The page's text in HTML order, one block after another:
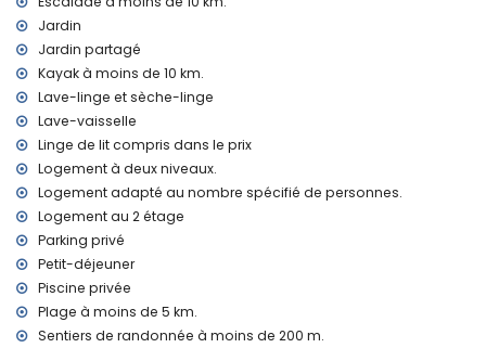
Installations et services inclus dans le prix de location de la
location
aspirateur et fer et planche à repasser
literie et serviettes
assistance téléphonique 24h/24
ping pong
zone avec des services de relaxation et de bien-être
Installations et services avec supplément de prix
petit déjeuner
blanchisserie
chauffage central et climatisation
Activités sportives
Jardin
Jardin partagé
Kayak à moins de 10 km.
Lave-linge et sèche-linge
Lave-vaisselle
Linge de lit compris dans le prix
Logement à deux niveaux.
Logement adapté au nombre spécifié de personnes.
Logement au 2 étage
Parking privé
Petit-déjeuner
Piscine privée
Plage à moins de 5 km.
Sentiers de randonnée à moins de 200 m.